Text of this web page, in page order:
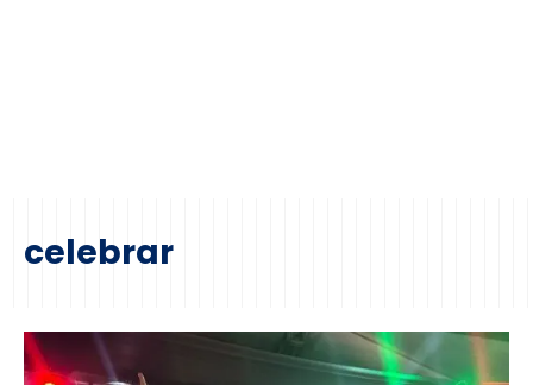
celebrar